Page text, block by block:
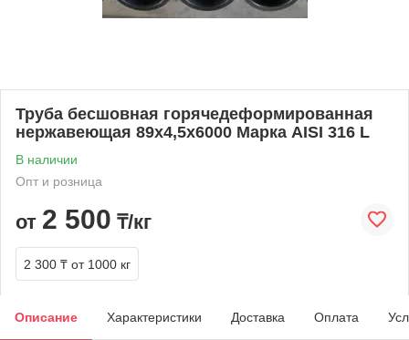
Труба бесшовная горячедеформированная
нержавеющая 89х4,5х6000 Марка AISI 316 L
В наличии
Опт и розница
от 2 500 ₸/кг
2 300 ₸ от 1000 кг
Описание Характеристики Доставка Оплата